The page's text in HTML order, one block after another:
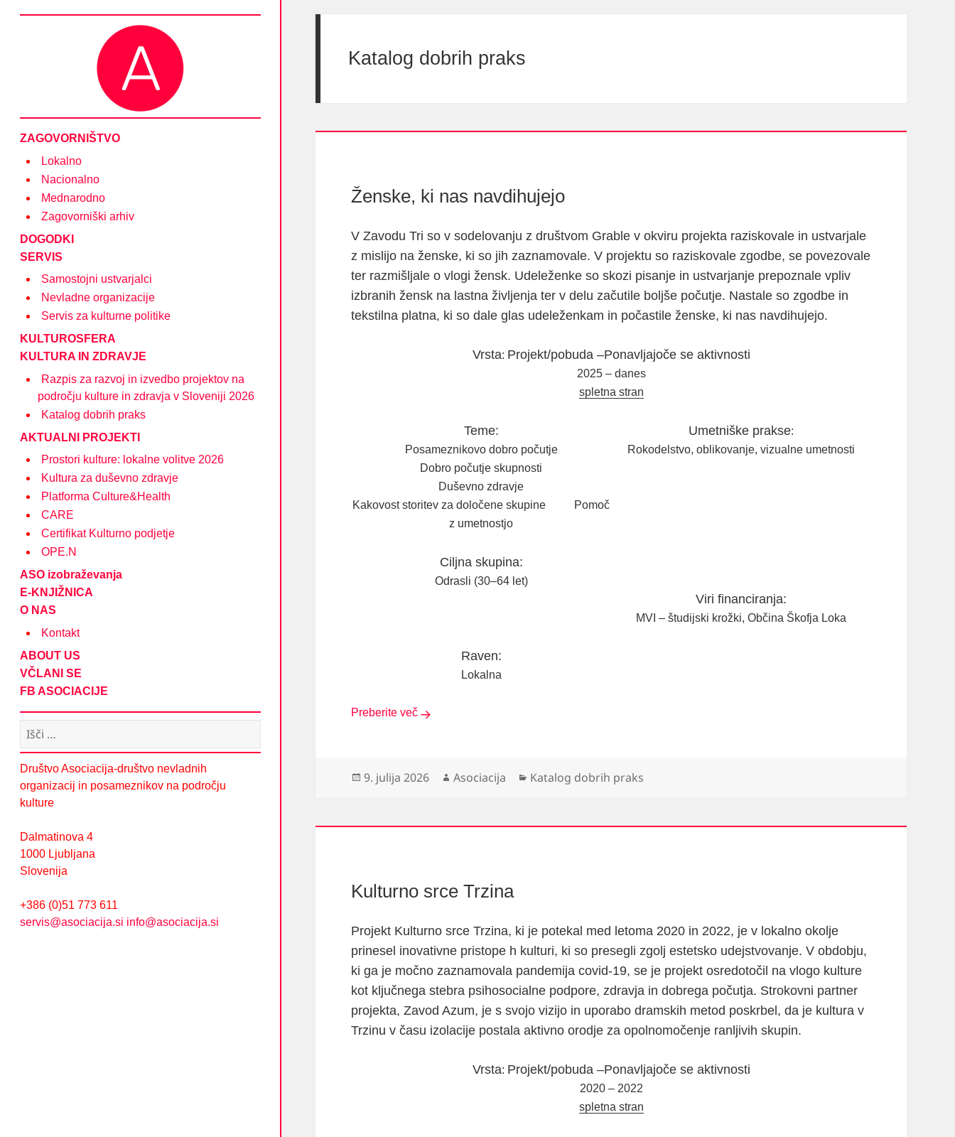
Društvo Asociacija – društvo nevladnih organizacij
in posameznikov na področju kulture
ZAGOVORNIŠTVO
Lokalno
Nacionalno
Mednarodno
Zagovorniški arhiv
DOGODKI
SERVIS
Samostojni ustvarjalci
Nevladne organizacije
Servis za kulturne politike
KULTUROSFERA
KULTURA IN ZDRAVJE
Razpis za razvoj in izvedbo projektov na
področju kulture in zdravja v Sloveniji 2026
Katalog dobrih praks
AKTUALNI PROJEKTI
Prostori kulture: lokalne volitve 2026
Kultura za duševno zdravje
Platforma Culture&Health
CARE
Certifikat Kulturno podjetje
OPE.N
ASO izobraževanja
E-KNJIŽNICA
O NAS
Kontakt
ABOUT US
VČLANI SE
FB ASOCIACIJE
Išči:
Društvo Asociacija-društvo nevladnih
organizacij in posameznikov na področju
kulture
Dalmatinova 4
1000 Ljubljana
Slovenija
+386 (0)51 773 611
servis@asociacija.si info@asociacija.si
Katalog dobrih praks
Ženske, ki nas navdihujejo
V Zavodu Tri so v sodelovanju z društvom Grable v okviru projekta raziskovale in ustvarjale
z mislijo na ženske, ki so jih zaznamovale. V projektu so raziskovale zgodbe, se povezovale
ter razmišljale o vlogi žensk. Udeleženke so skozi pisanje in ustvarjanje prepoznale vpliv
izbranih žensk na lastna življenja ter v delu začutile boljše počutje. Nastale so zgodbe in
tekstilna platna, ki so dale glas udeleženkam in počastile ženske, ki nas navdihujejo.
Vrsta: Projekt/pobuda –Ponavljajoče se aktivnosti
2025 – danes
spletna stran
Teme:
Posameznikovo dobro počutje
Dobro počutje skupnosti
Duševno zdravje
Kakovost storitev za določene skupine Pomoč
z umetnostjo
Umetniške prakse:
Rokodelstvo, oblikovanje, vizualne umetnosti
Ciljna skupina:
Odrasli (30–64 let)
Raven:
Lokalna
Viri financiranja:
MVI – študijski krožki, Občina Škofja Loka
Preberite več
Objavljeno
9. julija 2026 Avtor
Asociacija Kategorije
Katalog dobrih praks
Kulturno srce Trzina
Projekt Kulturno srce Trzina, ki je potekal med letoma 2020 in 2022, je v lokalno okolje
prinesel inovativne pristope h kulturi, ki so presegli zgolj estetsko udejstvovanje. V obdobju,
ki ga je močno zaznamovala pandemija covid-19, se je projekt osredotočil na vlogo kulture
kot ključnega stebra psihosocialne podpore, zdravja in dobrega počutja. Strokovni partner
projekta, Zavod Azum, je s svojo vizijo in uporabo dramskih metod poskrbel, da je kultura v
Trzinu v času izolacije postala aktivno orodje za opolnomočenje ranljivih skupin.
Vrsta: Projekt/pobuda –Ponavljajoče se aktivnosti
2020 – 2022
spletna stran